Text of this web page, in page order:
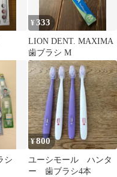
¥333
LION DENT. MAXIMA
歯ブラシ M
シ
¥800
ユーシモール ハンタ
ー 歯ブラシ4本